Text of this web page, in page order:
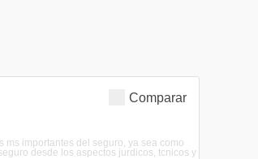
Comparar
importantes del seguro, ya sea como
desde los aspectos jurdicos, tcnicos y